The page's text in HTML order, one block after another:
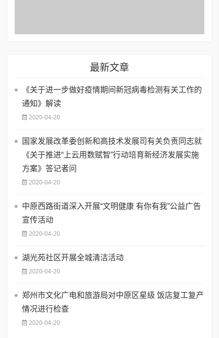
最新文章
《关于进一步做好疫情期间新冠病毒检测有关工作的
通知》解读
2020-04-20
国家发展改革委创新和高技术发展司有关负责同志就
《关于推进“上云用数赋智”行动培育新经济发展实施
方案》答记者问
2020-04-20
中原西路街道深入开展“文明健康 有你有我”公益广告
宣传活动
2020-04-20
湖光苑社区开展全城清洁活动
2020-04-20
郑州市文化广电和旅游局对中原区星级 饭店复工复产
情况进行检查
2020-04-20